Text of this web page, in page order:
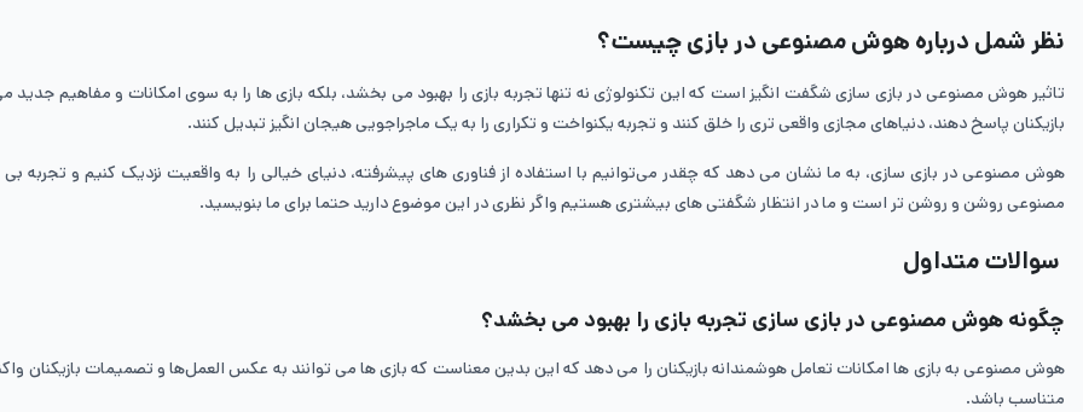
نظر شمل درباره هوش مصنوعی در بازی چیست؟
تاثیر هوش مصنوعی در بازی سازی شگفت ‌انگیز است که این تکنولوژی نه تنها تجربه بازی را بهبود می ‌بخشد، بلکه بازی ‌ها را به سوی امکانات و مفاهیم جدید
بازیکنان پاسخ دهند، دنیاهای مجازی واقعی ‌تری را خلق کنند و تجربه‌ یکنواخت و تکراری را به یک ماجراجویی هیجان ‌انگیز تبدیل کنند.
هوش مصنوعی در بازی سازی، به ما نشان می ‌دهد که چقدر می‌توانیم با استفاده از فناوری‌ های پیشرفته، دنیای خیالی را به واقعیت نزدیک کنیم و تجربه‌
مصنوعی روشن و روشن ‌تر است و ما در انتظار شگفتی‌ های بیشتری هستیم واگر نظری در این موضوع دارید حتما برای ما بنویسید.
سوالات متداول
چگونه هوش مصنوعی در بازی سازی تجربه بازی را بهبود می ‌بخشد؟
هوش مصنوعی به بازی ‌ها امکانات تعامل هوشمندانه بازیکنان را می ‌دهد که این بدین معناست که بازی ‌ها می‌ توانند به عکس ‌العمل‌ها و تصمیمات بازیکنان
متناسب باشد.